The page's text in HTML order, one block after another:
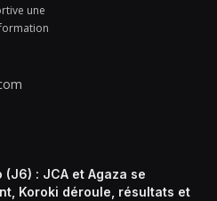
une
(J6) : JCA et Agaza se
Koroki déroule, résultats et